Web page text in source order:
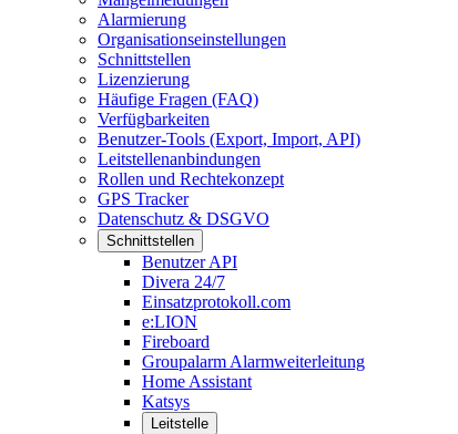
Alarmierung
Organisationseinstellungen
Schnittstellen
Lizenzierung
Häufige Fragen (FAQ)
Verfügbarkeiten
Benutzer-Tools (Export, Import, API)
Leitstellenanbindungen
Rollen und Rechtekonzept
GPS Tracker
Datenschutz & DSGVO
Schnittstellen
Benutzer API
Divera 24/7
Einsatzprotokoll.com
e:LION
Fireboard
Groupalarm Alarmweiterleitung
Home Assistant
Katsys
Leitstelle